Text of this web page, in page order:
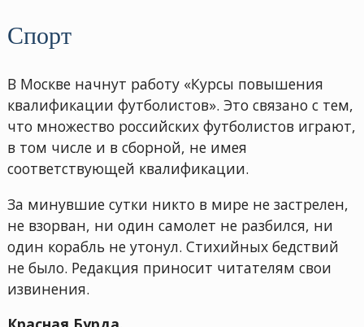
Спорт
В Москве начнут работу «Курсы повышения
квалификации футболистов». Это связано с тем,
что множество российских футболистов играют,
в том числе и в сборной, не имея
соответствующей квалификации.
За минувшие сутки никто в мире не застрелен,
не взорван, ни один самолет не разбился, ни
один корабль не утонул. Стихийных бедствий
не было. Редакция приносит читателям свои
извинения.